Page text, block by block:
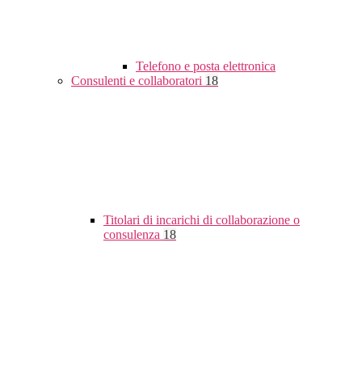
Telefono e posta elettronica
Consulenti e collaboratori 18
Titolari di incarichi di collaborazione o
consulenza 18